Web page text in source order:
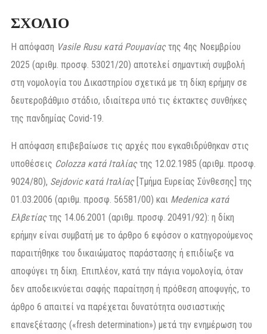
ΣΧΟΛΙΟ
Η απόφαση Vasile Rusu κατά Ρουμανίαςτης 4ης Νοεμβρίου
2025 (αριθμ. προσφ. 53021/20) αποτελεί σημαντική συμβολή
στη νομολογία του Δικαστηρίου σχετικά με τη δίκη ερήμην σε
δευτεροβάθμιο στάδιο, ιδιαίτερα υπό τις έκτακτες συνθήκες
της πανδημίας Covid-19.
Η απόφαση επιβεβαίωσε τις αρχές που εγκαθιδρύθηκαν στις
υποθέσεις Colozza κατά Ιταλίαςτης 12.02.1985 (αριθμ. προσφ.
9024/80), Sejdovic κατά Ιταλίας[Τμήμα Ευρείας Σύνθεσης] της
01.03.2006 (αριθμ. προσφ. 56581/00) και Medenica κατά
Ελβετίαςτης 14.06.2001 (αριθμ. προσφ. 20491/92): η δίκη
ερήμην είναι συμβατή με το άρθρο 6 εφόσον ο κατηγορούμενος
παραιτήθηκε του δικαιώματος παράστασης ή επιδίωξε να
αποφύγει τη δίκη. Επιπλέον, κατά την πάγια νομολογία, όταν
δεν αποδεικνύεται σαφής παραίτηση ή πρόθεση αποφυγής, το
άρθρο 6 απαιτεί να παρέχεται δυνατότητα ουσιαστικής
επανεξέτασης («fresh determination») μετά την ενημέρωση του